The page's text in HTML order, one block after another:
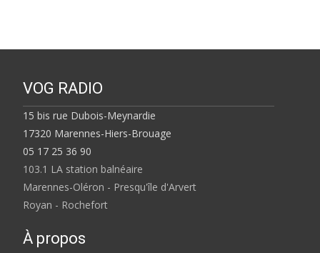
VOG RADIO
15 bis rue Dubois-Meynardie
17320 Marennes-Hiers-Brouage
05 17 25 36 90
103.1 LA station balnéaire
Marennes-Oléron - Presqu'île d'Arvert
Royan - Rochefort
À propos